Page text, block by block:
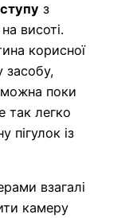
з
висоті.
корисної
засобу,
можна поки
так легко
пігулок із
взагалі
камеру